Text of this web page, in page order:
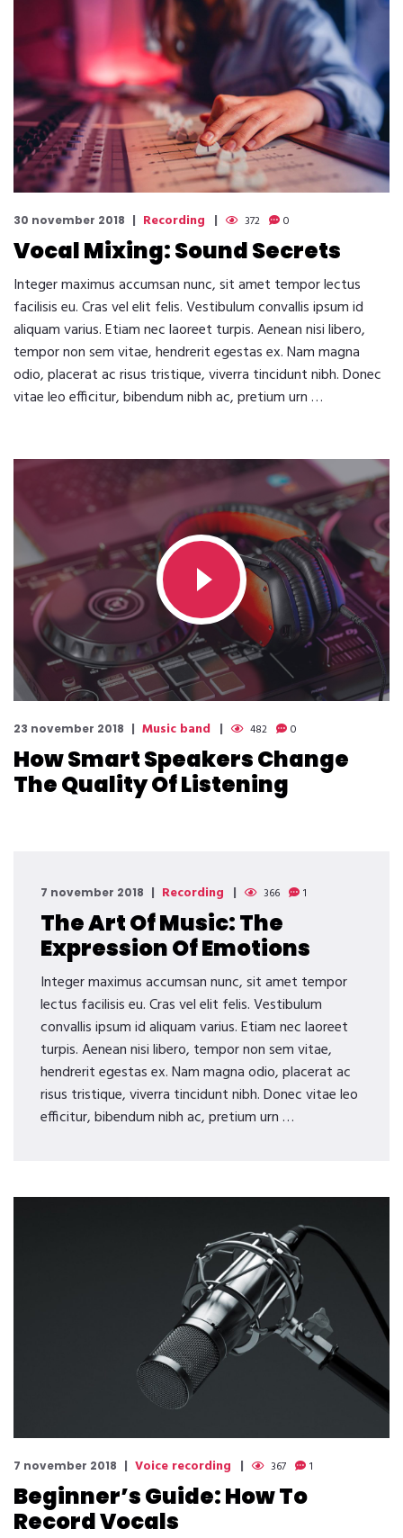
30 november 2018 Recording 372 0
Vocal Mixing: Sound Secrets
Integer maximus accumsan nunc, sit amet tempor lectus
facilisis eu. Cras vel elit felis. Vestibulum convallis ipsum id
aliquam varius. Etiam nec laoreet turpis. Aenean nisi libero,
tempor non sem vitae, hendrerit egestas ex. Nam magna
odio, placerat ac risus tristique, viverra tincidunt nibh. Donec
vitae leo efficitur, bibendum nibh ac, pretium urn …
23 november 2018 Music band 482 0
How Smart Speakers Change
The Quality Of Listening
7 november 2018 Recording 366 1
The Art Of Music: The
Expression Of Emotions
Integer maximus accumsan nunc, sit amet tempor
lectus facilisis eu. Cras vel elit felis. Vestibulum
convallis ipsum id aliquam varius. Etiam nec laoreet
turpis. Aenean nisi libero, tempor non sem vitae,
hendrerit egestas ex. Nam magna odio, placerat ac
risus tristique, viverra tincidunt nibh. Donec vitae leo
efficitur, bibendum nibh ac, pretium urn …
7 november 2018 Voice recording 367 1
Beginner’s Guide: How To
Record Vocals